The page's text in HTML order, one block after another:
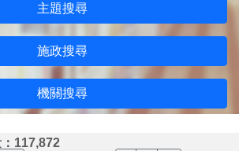
主題搜尋
施政搜尋
機關搜尋
117,872